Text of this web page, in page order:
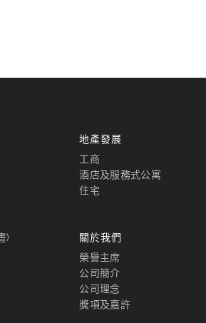
)
地產發展
工商
酒店及服務式公寓
住宅
關於我們
榮譽主席
公司簡介
公司理念
獎項及嘉許